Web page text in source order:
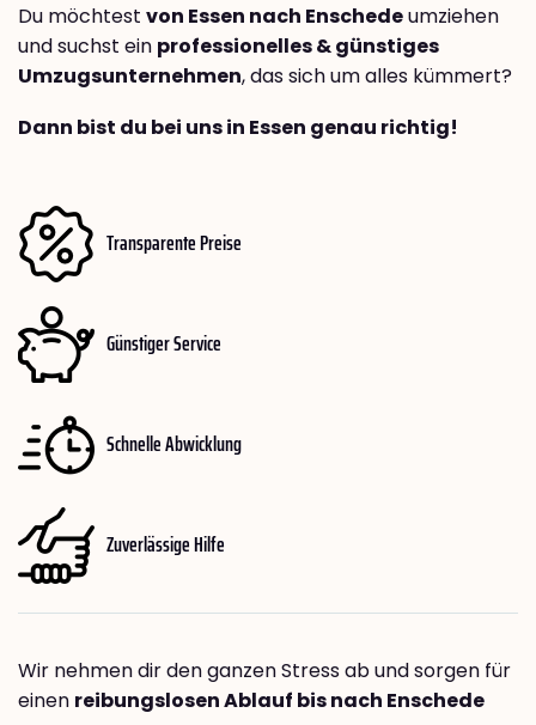
Du möchtest von Essen nach Enschedeumziehen
und suchst ein professionelles & günstiges
Umzugsunternehmen, das sich um alles kümmert?
Dann bist du bei uns in Essen genau richtig!
Transparente Preise
Günstiger Service
Schnelle Abwicklung
Zuverlässige Hilfe
Wir nehmen dir den ganzen Stress ab und sorgen für
einen reibungslosen Ablauf bis nach Enschede